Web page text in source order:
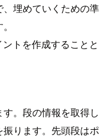
埋めていくための準
トを作成することと
。段の情報を取得し
ります。先頭段はポ